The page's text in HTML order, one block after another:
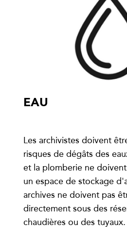
EAU
Les archivistes doivent
risques de dégâts des
et la plomberie ne
un espace de stockage
archives ne doivent pas
directement sous des
chaudières ou des